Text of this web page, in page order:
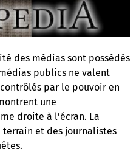
des médias sont possédés
publics ne valent
par le pouvoir en
une
droite à l’écran. La
et des journalistes